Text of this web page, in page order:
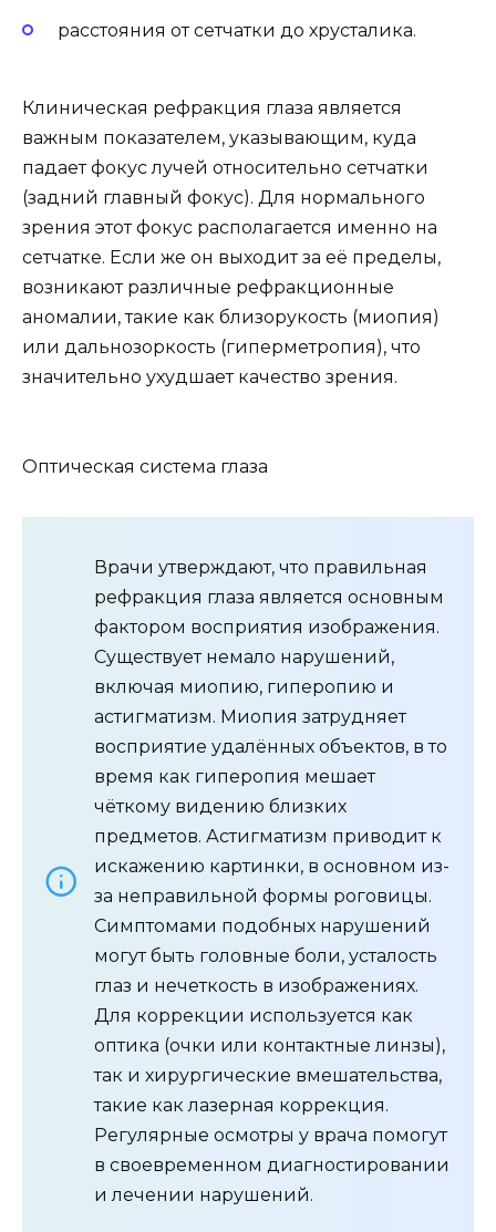
расстояния от сетчатки до хрусталика.
Клиническая рефракция глаза является
важным показателем, указывающим, куда
падает фокус лучей относительно сетчатки
(задний главный фокус). Для нормального
зрения этот фокус располагается именно на
сетчатке. Если же он выходит за её пределы,
возникают различные рефракционные
аномалии, такие как близорукость (миопия)
или дальнозоркость (гиперметропия), что
значительно ухудшает качество зрения.
Оптическая система глаза
Врачи утверждают, что правильная
рефракция глаза является основным
фактором восприятия изображения.
Существует немало нарушений,
включая миопию, гиперопию и
астигматизм. Миопия затрудняет
восприятие удалённых объектов, в то
время как гиперопия мешает
чёткому видению близких
предметов. Астигматизм приводит к
искажению картинки, в основном из-
за неправильной формы роговицы.
Симптомами подобных нарушений
могут быть головные боли, усталость
глаз и нечеткость в изображениях.
Для коррекции используется как
оптика (очки или контактные линзы),
так и хирургические вмешательства,
такие как лазерная коррекция.
Регулярные осмотры у врача помогут
в своевременном диагностировании
и лечении нарушений.